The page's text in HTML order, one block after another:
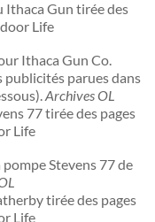
Ithaca Gun Co.
publicités parues dans
Archives OL
Stevens 77 de